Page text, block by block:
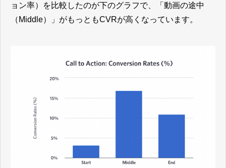
ョン率）を比較したのが下のグラフで、「動画の途中
（Middle）」がもっともCVRが高くなっています。